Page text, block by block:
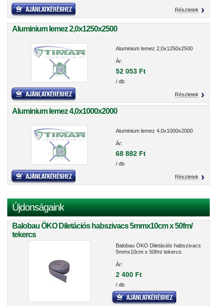
Részletek
Aluminium lemez 2,0x1250x2500
Aluminium lemez 2,0x1250x2500
Ár:
52 053 Ft
/ db
Részletek
Aluminium lemez 4,0x1000x2000
Aluminium lemez 4,0x1000x2000
Ár:
68 882 Ft
/ db
Részletek
Újdonságaink
Balobau ÖKO Diletációs habszivacs 5mmx10cm x 50fm/
tekercs
Balobau ÖKO Diletációs habszivacs
5mmx10cm x 50fm/ tekercs
Ár:
2 400 Ft
/ db